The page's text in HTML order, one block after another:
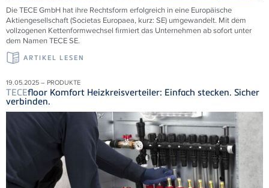
DieTECEGmbH hat ihre Rechtsform erfolgreich in eine Europäische
Aktiengesellschaft (Societas Europaea, kurz: SE) umgewandelt. Mit dem
vollzogenen Kettenformwechsel firmiert das Unternehmen ab sofort unter
dem NamenTECESE.
ARTIKEL LESEN
19.05.2025 – PRODUKTE
TECEfloor Komfort Heizkreisverteiler: Einfach stecken. Sicher
verbinden.